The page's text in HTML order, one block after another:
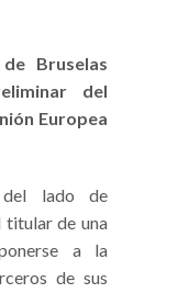
Bruselas
del
Europea
lado de
titular de una
a la
de sus